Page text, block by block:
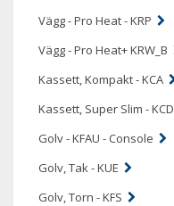
Vägg - Pro Heat - KRP
Vägg - Pro Heat+ KRW_B
Kassett, Kompakt - KCA
Kassett, Super Slim - KCD
Golv - KFAU - Console
Golv, Tak - KUE
Golv, Torn - KFS